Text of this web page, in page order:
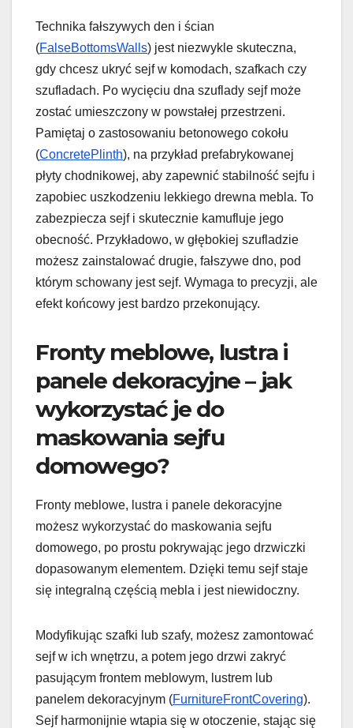
Technika fałszywych den i ścian
(FalseBottomsWalls) jest niezwykle skuteczna,
gdy chcesz ukryć sejf w komodach, szafkach czy
szufladach. Po wycięciu dna szuflady sejf może
zostać umieszczony w powstałej przestrzeni.
Pamiętaj o zastosowaniu betonowego cokołu
(ConcretePlinth), na przykład prefabrykowanej
płyty chodnikowej, aby zapewnić stabilność sejfu i
zapobiec uszkodzeniu lekkiego drewna mebla. To
zabezpiecza sejf i skutecznie kamufluje jego
obecność. Przykładowo, w głębokiej szufladzie
możesz zainstalować drugie, fałszywe dno, pod
którym schowany jest sejf. Wymaga to precyzji, ale
efekt końcowy jest bardzo przekonujący.
Fronty meblowe, lustra i
panele dekoracyjne – jak
wykorzystać je do
maskowania sejfu
domowego?
Fronty meblowe, lustra i panele dekoracyjne
możesz wykorzystać do maskowania sejfu
domowego, po prostu pokrywając jego drzwiczki
dopasowanym elementem. Dzięki temu sejf staje
się integralną częścią mebla i jest niewidoczny.
Modyfikując szafki lub szafy, możesz zamontować
sejf w ich wnętrzu, a potem jego drzwi zakryć
pasującym frontem meblowym, lustrem lub
panelem dekoracyjnym (FurnitureFrontCovering).
Sejf harmonijnie wtapia się w otoczenie, stając się